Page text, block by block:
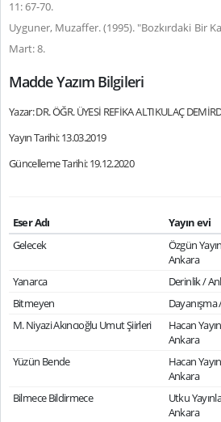
11: 67-70.
Uyguner, Muzaffer. (1995). "Bozkırdaki Bir
Mart: 8.
Madde Yazım Bilgileri
Yazar: DR. ÖĞR. ÜYESİ REFİKA ALTIKULAÇ
Yayın Tarihi: 13.03.2019
Güncelleme Tarihi: 19.12.2020
Eser Adı Yayın evi
Gelecek
Özgün
Ankara
Yanarca Derinlik /
Bitmeyen
M. Niyazi Akıncıoğlu Umut Şiirleri
Hacan
Ankara
Yüzün Bende
Hacan
Ankara
Bilmece Bildirmece
Utku
Ankara